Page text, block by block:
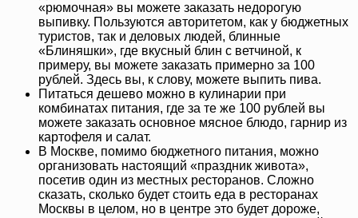
«рюмочная» вы можете заказать недорогую
выпивку. Пользуются авторитетом, как у бюджетных
туристов, так и деловых людей, блинные
«Блиняшки», где вкусный блин с ветчиной, к
примеру, вы можете заказать примерно за 100
рублей. Здесь вы, к слову, можете выпить пива.
Питаться дешево можно в кулинарии при
комбинатах питания, где за те же 100 рублей вы
можете заказать основное мясное блюдо, гарнир из
картофеля и салат.
В Москве, помимо бюджетного питания, можно
организовать настоящий «праздник живота»,
посетив один из местных ресторанов. Сложно
сказать, сколько будет стоить еда в ресторанах
Москвы в целом, но в центре это будет дороже,